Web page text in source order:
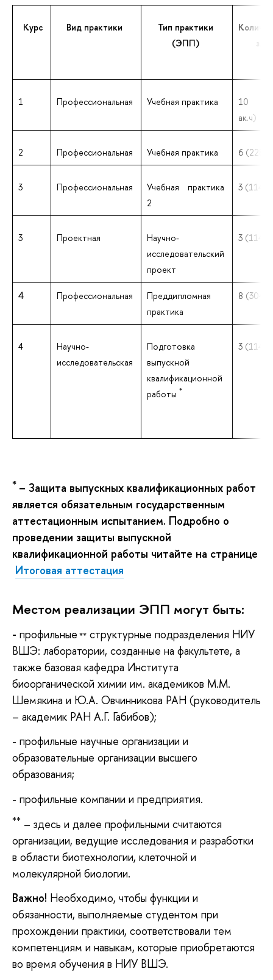
Курс Вид практики
Тип практики
(ЭПП)
з.е.
1 Профессиональная Учебная практика
10
ак.ч)
2 Профессиональная Учебная практика 6 (228
3 Профессиональная
Учебная практика
2
3 (114
3 Проектная
Научно-
исследовательский
проект
3 (114
4 Профессиональная
Преддипломная
практика
8 (304
4
Научно-
исследовательская
Подготовка
выпускной
квалификационной
работы *
3 (114
* – Защита выпускных квалификационных работ
является обязательным государственным
аттестационным испытанием. Подробно о
проведении защиты выпускной
квалификационной работы читайте на странице
Итоговая аттестация
Местом реализации ЭПП могут быть:
- профильные ** структурные подразделения НИУ
ВШЭ: лаборатории, созданные на факультете, а
также базовая кафедра Института
биоорганической химии им. академиков М.М.
Шемякина и Ю.А. Овчинникова РАН (руководитель
– академик РАН А.Г. Габибов);
- профильные научные организации и
образовательные организации высшего
образования;
- профильные компании и предприятия.
** – здесь и далее профильными считаются
организации, ведущие исследования и разработки
в области биотехнологии, клеточной и
молекулярной биологии.
Важно! Необходимо, чтобы функции и
обязанности, выполняемые студентом при
прохождении практики, соответствовали тем
компетенциям и навыкам, которые приобретаются
во время обучения в НИУ ВШЭ.